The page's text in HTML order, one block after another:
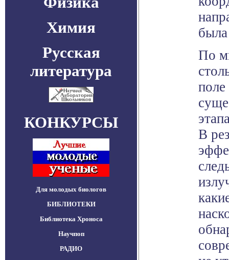
Химия
Русская
литература
КОНКУРСЫ
Для молодых биологов
БИБЛИОТЕКИ
Библиотека Хроноса
Научпоп
РАДИО
По
В